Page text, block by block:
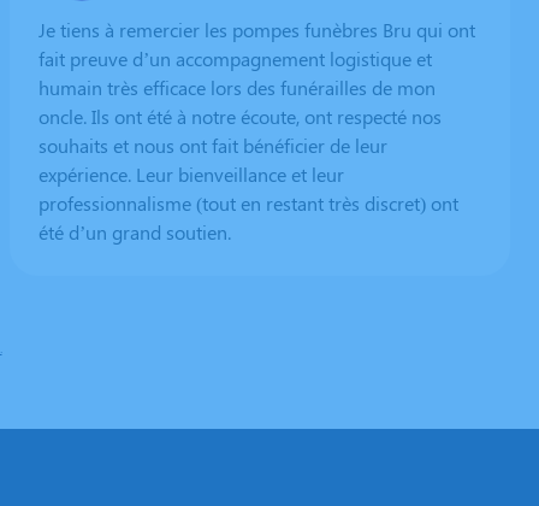
Je tiens à remercier les pompes funèbres Bru qui ont
fait preuve d’un accompagnement logistique et
humain très efficace lors des funérailles de mon
oncle. Ils ont été à notre écoute, ont respecté nos
souhaits et nous ont fait bénéficier de leur
expérience. Leur bienveillance et leur
professionnalisme (tout en restant très discret) ont
été d’un grand soutien.